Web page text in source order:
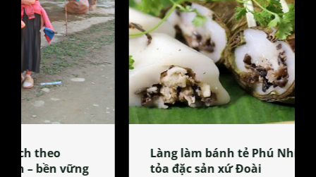
Làng làm bánh tẻ Phú Nhi – nơi lan
tỏa đặc sản xứ Đoài